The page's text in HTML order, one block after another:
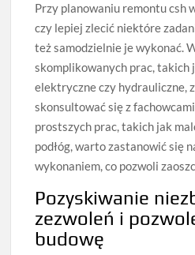
Przy planowaniu remontu csh
czy lepiej zlecić niektóre
też samodzielnie je wykonać.
skomplikowanych prac, takich
elektryczne czy hydrauliczne,
skonsultować się z
prostszych prac, takich jak
podłóg, warto zastanowić się
wykonaniem, co pozwoli
Pozyskiwanie
zezwoleń i
budowę